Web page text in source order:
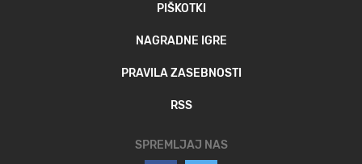
PIŠKOTKI
NAGRADNE IGRE
PRAVILA ZASEBNOSTI
RSS
SPREMLJAJ NAS